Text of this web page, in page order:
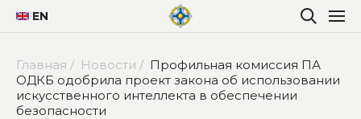
EN
Главная / Новости / Профильная комиссия ПА
ОДКБ одобрила проект закона об использовании
искусственного интеллекта в обеспечении
безопасности